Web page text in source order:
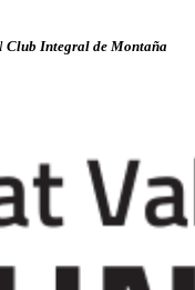
Club Integral de Montaña